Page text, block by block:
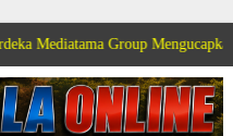
Group Mengucapkan Selamat